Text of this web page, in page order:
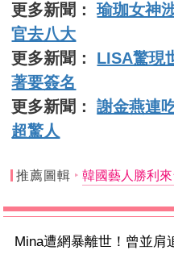
更多新聞：瑜珈女神
官去八大
更多新聞： LISA驚現
著要簽名
更多新聞：謝金燕連
超驚人
推薦圖輯 韓國藝人勝利
Mina遭網暴離世！曾並肩